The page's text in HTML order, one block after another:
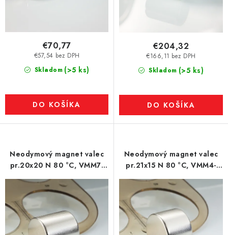
Skladom (>5 ks)
€57,54 bez DPH
€70,77
DO KOŠÍKA
Skladom (>5 ks)
€166,11 bez DPH
€204,32
DO KOŠÍKA
Neodymový magnet valec
pr.20x20 N 80 °C, VMM7-
N42
Neodymový magnet valec
pr.21x15 N 80 °C, VMM4-
N35